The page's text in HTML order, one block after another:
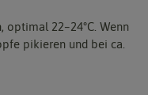
optimal 22–24°C. Wenn
pikieren und bei ca.